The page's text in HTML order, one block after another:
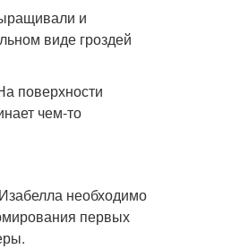
и
виде гроздей
поверхности
чем-то
необходимо
первых